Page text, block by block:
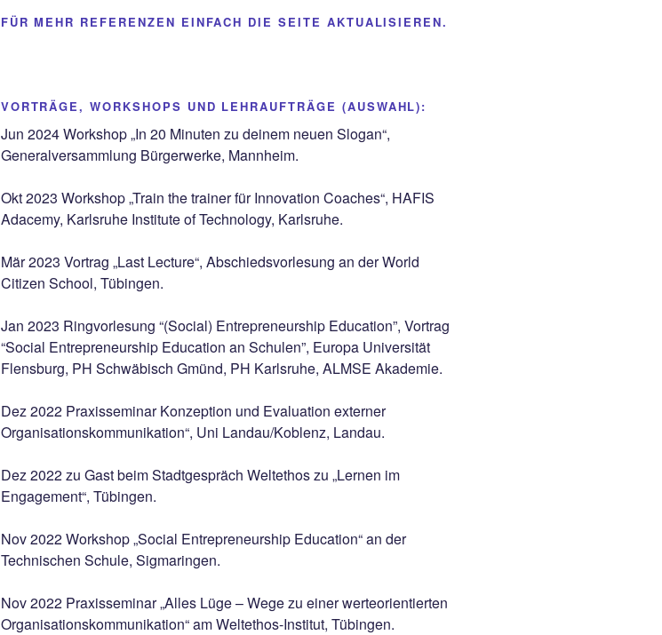
FÜR MEHR REFERENZEN EINFACH DIE SEITE AKTUALISIEREN.
VORTRÄGE, WORKSHOPS UND LEHRAUFTRÄGE (AUSWAHL):
Jun 2024 Workshop „In 20 Minuten zu deinem neuen Slogan“,
Generalversammlung Bürgerwerke, Mannheim.
Okt 2023 Workshop „Train the trainer für Innovation Coaches“, HAFIS
Adacemy, Karlsruhe Institute of Technology, Karlsruhe.
Mär 2023 Vortrag „Last Lecture“, Abschiedsvorlesung an der World
Citizen School, Tübingen.
Jan 2023 Ringvorlesung “(Social) Entrepreneurship Education”, Vortrag
“Social Entrepreneurship Education an Schulen”, Europa Universität
Flensburg, PH Schwäbisch Gmünd, PH Karlsruhe, ALMSE Akademie.
Dez 2022 Praxisseminar Konzeption und Evaluation externer
Organisationskommunikation“, Uni Landau/Koblenz, Landau.
Dez 2022 zu Gast beim Stadtgespräch Weltethos zu „Lernen im
Engagement“, Tübingen.
Nov 2022 Workshop „Social Entrepreneurship Education“ an der
Technischen Schule, Sigmaringen.
Nov 2022 Praxisseminar „Alles Lüge – Wege zu einer werteorientierten
Organisationskommunikation“ am Weltethos-Institut, Tübingen.